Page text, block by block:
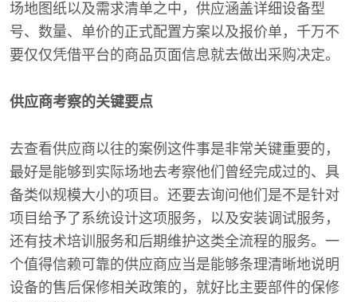
场地图纸以及需求清单之中，供应涵盖详细设备型
号、数量、单价的正式配置方案以及报价单，千万不
要仅仅凭借平台的商品页面信息就去做出采购决定。
供应商考察的关键要点
去查看供应商以往的案例这件事是非常关键重要的，
最好是能够到实际场地去考察他们曾经完成过的、具
备类似规模大小的项目。还要去询问他们是不是针对
项目给予了系统设计这项服务，以及安装调试服务，
还有技术培训服务和后期维护这类全流程的服务。一
个值得信赖可靠的供应商应当是能够条理清晰地说明
设备的售后保修相关政策的，就好比主要部件的保修